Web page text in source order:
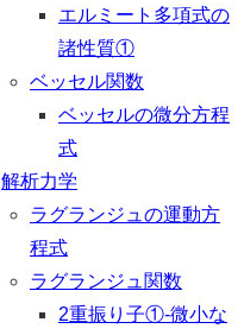
エルミート多項式の
諸性質①
ベッセル関数
ベッセルの微分方程
式
解析力学
ラグランジュの運動方
程式
ラグランジュ関数
2重振り子①-微小な